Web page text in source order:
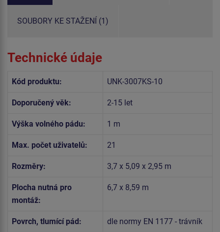
SOUBORY KE STAŽENÍ (1)
Technické údaje
Kód produktu: UNK-3007KS-10
Doporučený věk: 2-15 let
Výška volného pádu: 1 m
Max. počet uživatelů: 21
Rozměry: 3,7 x 5,09 x 2,95 m
Plocha nutná pro
montáž:
6,7 x 8,59 m
Povrch, tlumící pád: dle normy EN 1177 - trávník